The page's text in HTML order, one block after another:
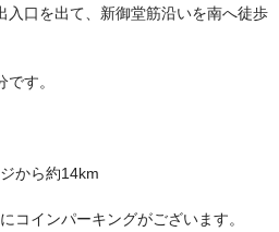
入口を出て、新御堂筋沿いを南へ徒歩
す。
から約14km
コインパーキングがございます。